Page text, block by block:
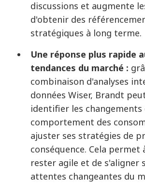
discussions et augmente
d'obtenir des
stratégiques à long terme.
Une réponse plus rapide
tendances du marché :
combinaison d'analyses
données Wiser, Brandt
identifier les changements
comportement des
ajuster ses stratégies de
conséquence. Cela permet
rester agile et de s'aligner
attentes changeantes du